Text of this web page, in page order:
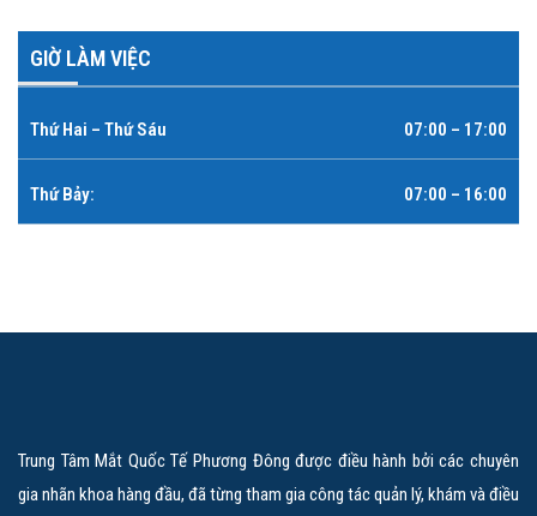
GIỜ LÀM VIỆC
Thứ Hai – Thứ Sáu 07:00 – 17:00
Thứ Bảy: 07:00 – 16:00
Trung Tâm Mắt Quốc Tế Phương Đông được điều hành bởi các chuyên
gia nhãn khoa hàng đầu, đã từng tham gia công tác quản lý, khám và điều